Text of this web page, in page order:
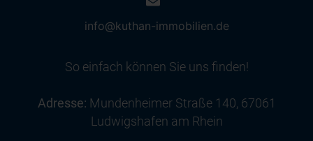
info@kuthan-immobilien.de
So einfach können Sie uns finden!
Adresse: Mundenheimer Straße 140, 67061
Ludwigshafen am Rhein